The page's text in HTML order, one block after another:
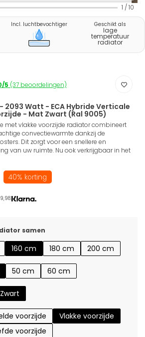
1 / 10
Incl. luchtbevochtiger Geschikt als
lage
temperatuur
radiator
5 (37 beoordelingen)
2093 Watt - ECA Hybride Verticale
- Mat Zwart (Ral 9005)
met vlakke voorzijde radiator combineert
convectiewarmte dankzij de
Dit zorgt voor een snellere en
van uw ruimte. Nu ook verkrijgbaar in het
40% korting
samen
160 cm 180 cm 200 cm
50 cm 60 cm
Zwart
voorzijde
Vlakke voorzijde
voorzijde